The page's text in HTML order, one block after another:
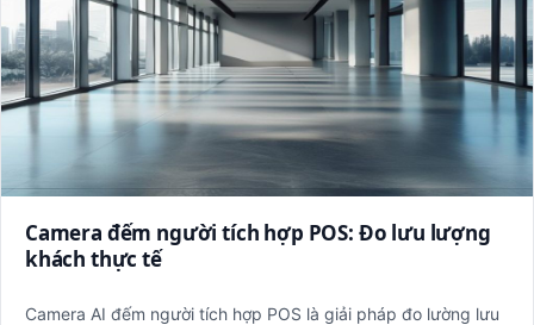
Camera đếm người tích hợp POS: Đo lưu lượng
khách thực tế
Camera AI đếm người tích hợp POS là giải pháp đo lường lưu